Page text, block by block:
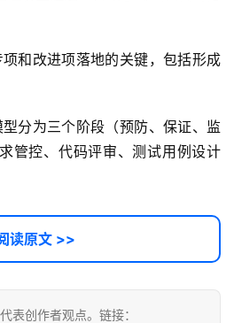
和改进项落地的关键，包括形成
分为三个阶段（预防、保证、监
管控、代码评审、测试用例设计
读原文 >>
表创作者观点。链接：